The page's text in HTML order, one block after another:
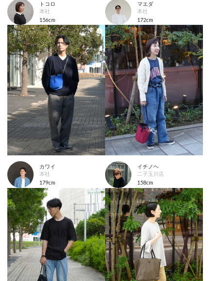
トコロ
本社
156cm
マエダ
本社
172cm
カワイ
本社
179cm
イチノヘ
二子玉川店
158cm